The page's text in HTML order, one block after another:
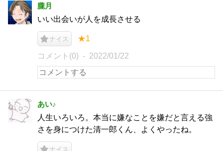
朧月
いい出会いが人を成長させる
ナイス ★1
コメント(0) 2022/01/22
あい♪
人生いろいろ。本当に嫌なことを嫌だと言える強
さを身につけた清一郎くん、よくやったね。
ナイス